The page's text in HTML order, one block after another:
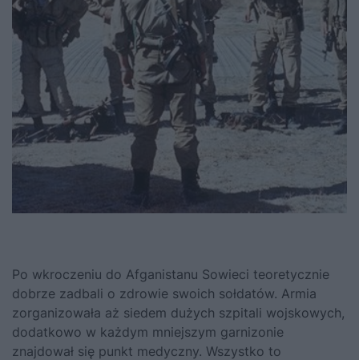
Po wkroczeniu do Afganistanu Sowieci teoretycznie
dobrze zadbali o zdrowie swoich sołdatów. Armia
zorganizowała aż siedem dużych szpitali wojskowych,
dodatkowo w każdym mniejszym garnizonie
znajdował się punkt medyczny. Wszystko to